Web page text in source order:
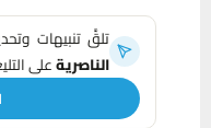
تلقَّ تنبيهات
الناصريةعلى